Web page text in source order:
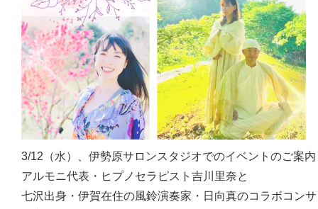
3/12（水）、伊勢原サロンスタジオでのイベントのご案内
アルモニ代表・ヒプノセラピスト吉川里奈と
七沢出身・伊賀在住の風鈴演奏家・日向真のコラボコンサ